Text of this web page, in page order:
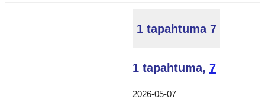
1 tapahtuma 7
1 tapahtuma, 7
2026-05-07